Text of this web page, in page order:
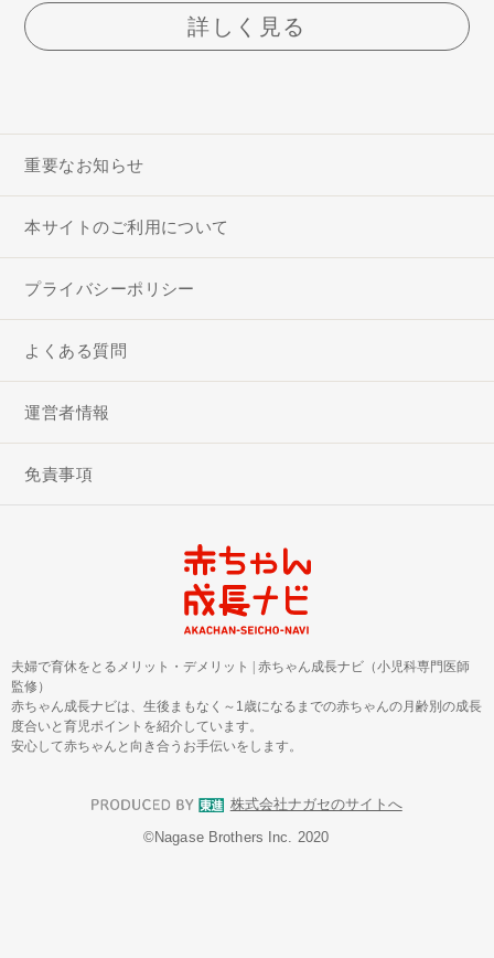
詳しく見る
重要なお知らせ
本サイトのご利用について
プライバシーポリシー
よくある質問
運営者情報
免責事項
夫婦で育休をとるメリット・デメリット | 赤ちゃん成長ナビ（小児科専門医師
監修）
赤ちゃん成長ナビは、生後まもなく～1歳になるまでの赤ちゃんの月齢別の成長
度合いと育児ポイントを紹介しています。
安心して赤ちゃんと向き合うお手伝いをします。
株式会社ナガセのサイトへ
©︎Nagase Brothers Inc. 2020